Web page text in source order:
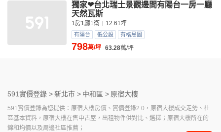
獨家❤台北瑞士景觀邊間有陽台一房一廳
天然瓦斯
1房1廳1衛 12.61坪
有陽台 低公設 有格局圖
798萬/坪 63.28萬/坪
591實價登錄 >新北市 > 中和區 > 原宿大樓
591實價登錄為您提供：原宿大樓房價、實價登錄2.0，原宿大樓成交走勢、社
區基本資料，原宿大樓在售中古屋，出租物件供對比、選擇；原宿大樓所在的
錦和均價以及周邊社區推薦；